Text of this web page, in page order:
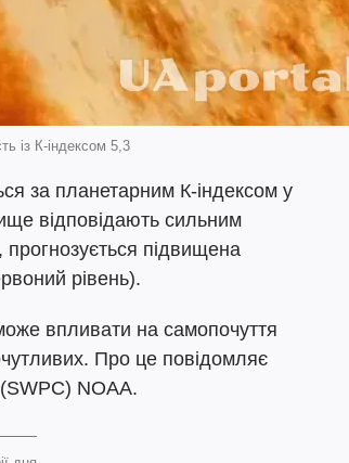
із К-індексом 5,3
за планетарним К-індексом у
відповідають сильним
підвищена
рівень).
впливати на самопочуття
Про це повідомляє
(SWPC) NOAA.